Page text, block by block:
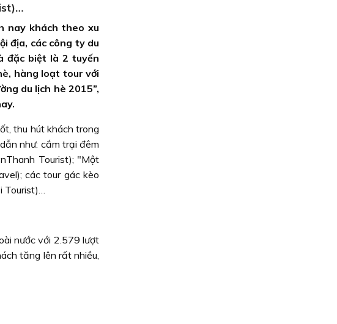
nay khách theo xu
địa, các công ty du
đặc biệt là 2 tuyến
hàng loạt tour với
du lịch hè 2015”,
thu hút khách trong
như: cắm trại đêm
Tourist); "Một
các tour gác kèo
Tourist)…
nước với 2.579 lượt
tăng lên rất nhiều,